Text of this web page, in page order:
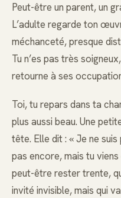
Peut-être un parent, un
L’adulte regarde ton
méchanceté, presque
Tu n’es pas très
retourne à ses
Toi, tu repars dans ta
plus aussi beau. Une
tête. Elle dit : « Je ne suis
pas encore, mais tu
peut-être rester trente,
invité invisible, mais qui